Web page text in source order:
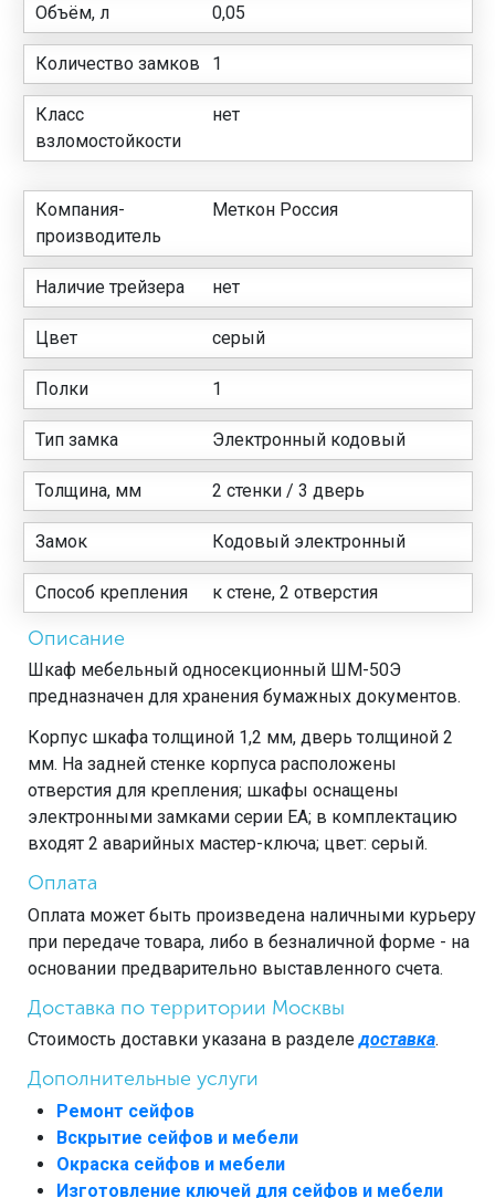
Объём, л 0,05
Количество замков 1
Класс
взломостойкости
нет
Компания-
производитель
Меткон Россия
Наличие трейзера нет
Цвет серый
Полки 1
Тип замка Электронный кодовый
Толщина, мм 2 стенки / 3 дверь
Замок Кодовый электронный
Способ крепления к стене, 2 отверстия
Описание
Шкаф мебельный односекционный ШМ-50Э
предназначен для хранения бумажных документов.
Корпус шкафа толщиной 1,2 мм, дверь толщиной 2
мм. На задней стенке корпуса расположены
отверстия для крепления; шкафы оснащены
электронными замками серии ЕА; в комплектацию
входят 2 аварийных мастер-ключа; цвет: серый.
Оплата
Оплата может быть произведена наличными курьеру
при передаче товара, либо в безналичной форме - на
основании предварительно выставленного счета.
Доставка по территории Москвы
Стоимость доставки указана в разделедоставка.
Дополнительные услуги
Ремонт сейфов
Вскрытие сейфов и мебели
Окраска сейфов и мебели
Изготовление ключей для сейфов и мебели